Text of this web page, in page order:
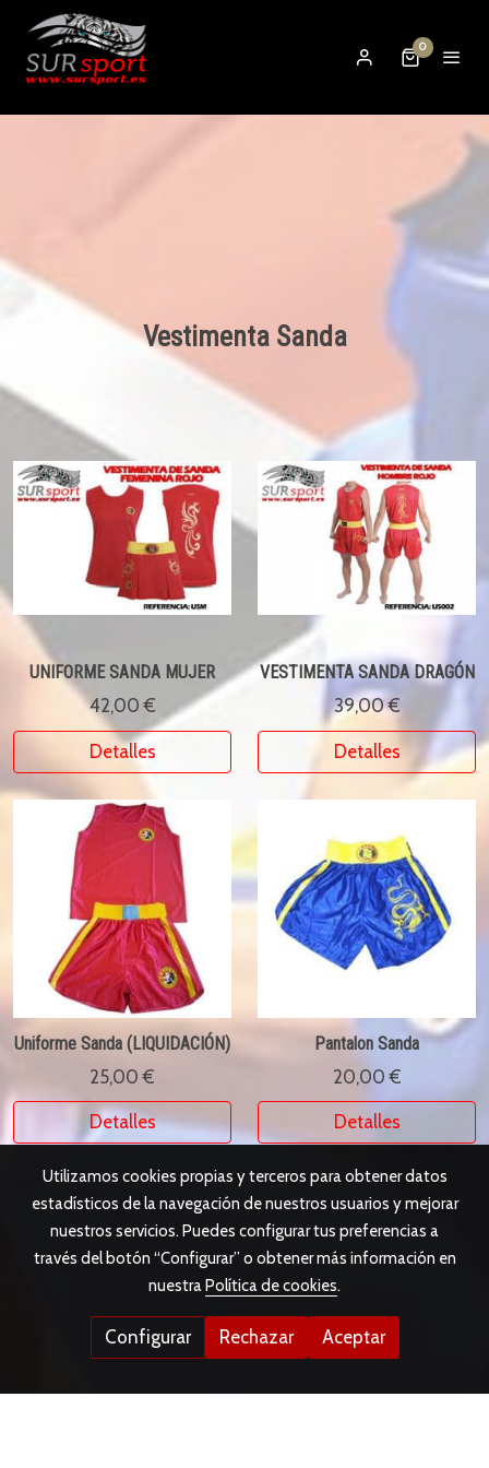
0
Vestimenta Sanda
UNIFORME SANDA MUJER
42,00 €
Detalles
VESTIMENTA SANDA DRAGÓN
39,00 €
Detalles
Uniforme Sanda (LIQUIDACIÓN)
25,00 €
Detalles
Pantalon Sanda
20,00 €
Detalles
Utilizamos cookies propias y terceros para obtener datos
estadísticos de la navegación de nuestros usuarios y mejorar
nuestros servicios. Puedes configurar tus preferencias a
través del botón “Configurar” o obtener más información en
nuestraPolítica de cookies.
Configurar Rechazar Aceptar